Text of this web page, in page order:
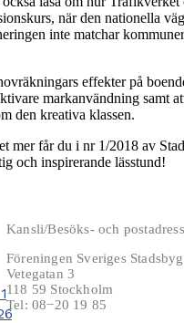
när den nationella
inte matchar
effekter på
markanvändning samt
den kreativa klassen.
mer får du i nr 1/2018 av
och inspirerande lässtund!
Kansli/Besöks- och
Föreningen Sveriges
Vetegatan 3
118 59 Stockholm
Tel: 08−20 19 85